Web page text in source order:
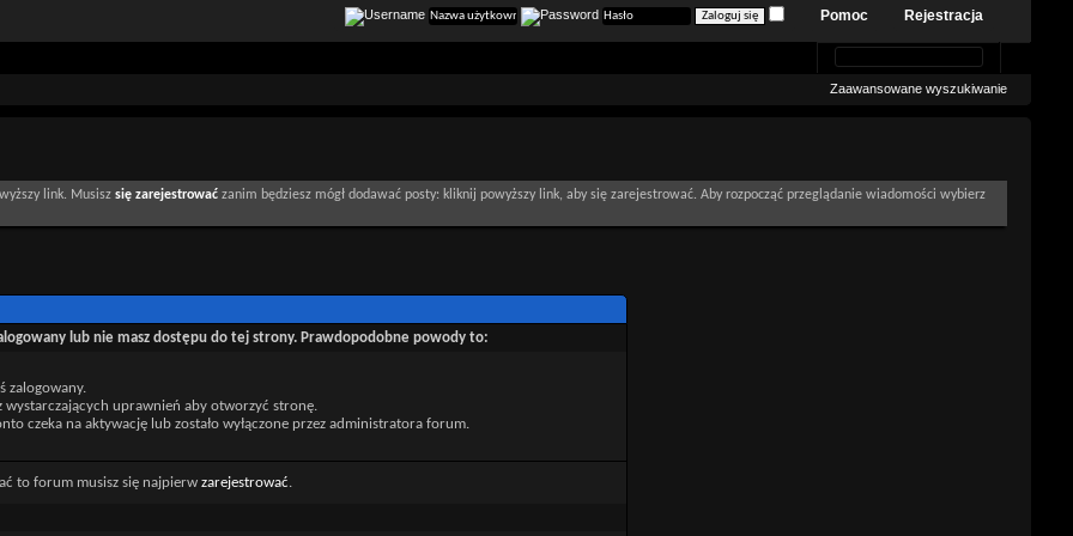
Rejestracja
Pomoc
Zaawansowane wyszukiwanie
link. Musisz się zarejestrować zanim będziesz mógł dodawać posty: kliknij powyższy link, aby się zarejestrować. Aby rozpocząć przeglądanie wiadomości wybierz
lub nie masz dostępu do tej strony. Prawdopodobne powody to:
zalogowany.
wystarczających uprawnień aby otworzyć stronę.
czeka na aktywację lub zostało wyłączone przez administratora forum.
to forum musisz się najpierw zarejestrować.